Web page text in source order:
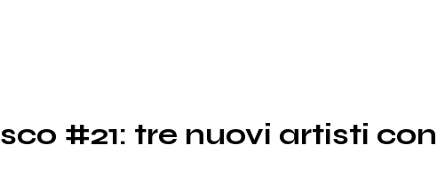
#21: tre nuovi artisti